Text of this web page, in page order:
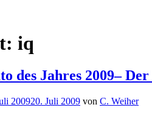
iq
des Jahres 2009–
200920. Juli 2009 von C. Weiher